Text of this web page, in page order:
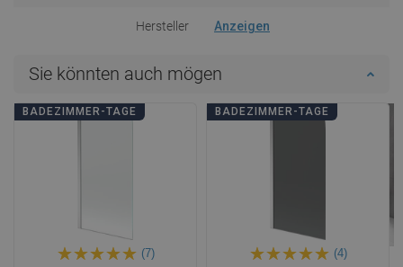
Hersteller Anzeigen
Sie könnten auch mögen
BADEZIMMER-TAGE
(7)
BADEZIMMER-TAGE
(4)